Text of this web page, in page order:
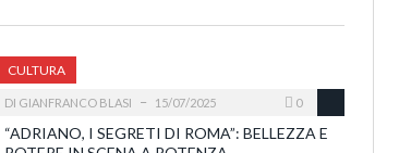
CULTURA
DI GIANFRANCO BLASI 15/07/2025 0
“ADRIANO, I SEGRETI DI ROMA”: BELLEZZA E